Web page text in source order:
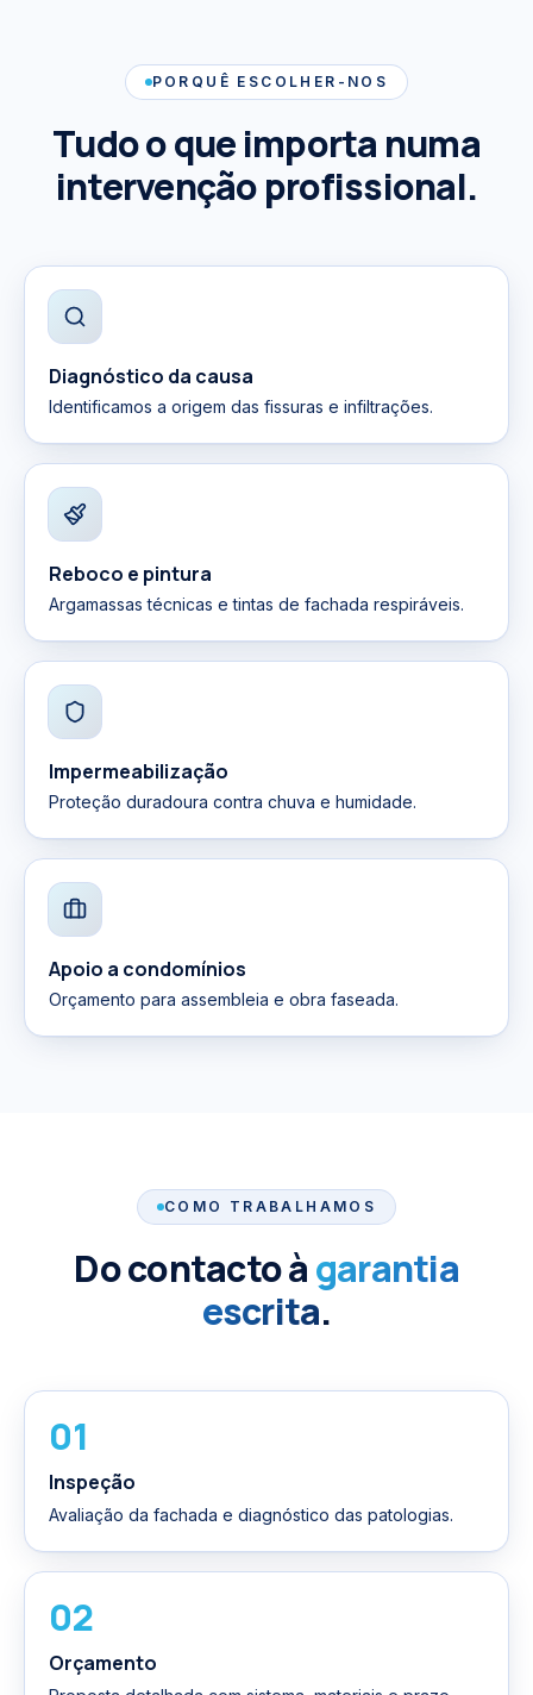
PORQUÊ ESCOLHER-NOS
Tudo o que importa numa
intervenção profissional.
Diagnóstico da causa
Identificamos a origem das fissuras e infiltrações.
Reboco e pintura
Argamassas técnicas e tintas de fachada respiráveis.
Impermeabilização
Proteção duradoura contra chuva e humidade.
Apoio a condomínios
Orçamento para assembleia e obra faseada.
COMO TRABALHAMOS
Do contacto àgarantia
escrita.
01
Inspeção
Avaliação da fachada e diagnóstico das patologias.
02
Orçamento